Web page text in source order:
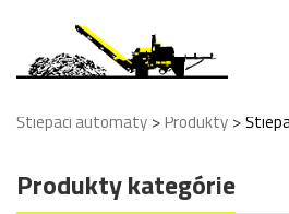
Štiepací automaty >Produkty >
Produkty kategórie